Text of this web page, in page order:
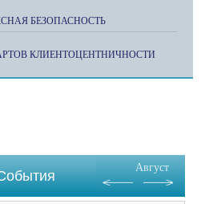
БЕЗОПАСНОСТЬ
КЛИЕНТОЦЕНТНИЧНОСТИ
Август